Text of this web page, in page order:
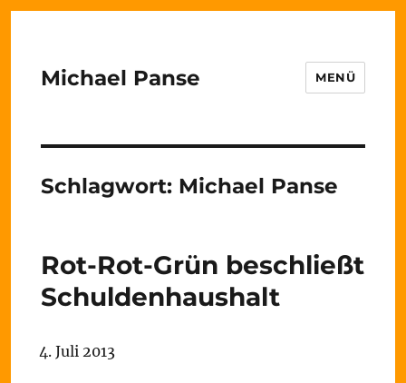
Michael Panse MENÜ
Schlagwort: Michael Panse
Rot-Rot-Grün beschließt
Schuldenhaushalt
4. Juli 2013